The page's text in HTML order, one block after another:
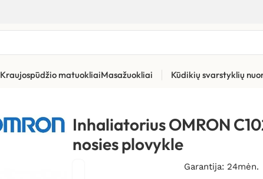
Kraujospūdžio matuokliaiMasažuokliai Kūdikių svarstyklių
Inhaliatorius OMRON C102 TOTAL 2in1
Inhaliatorius OMRON
nosies plovykle
Garantija: 24mėn.